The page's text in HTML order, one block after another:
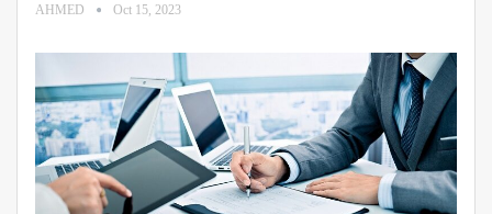
AHMED Oct 15, 2023